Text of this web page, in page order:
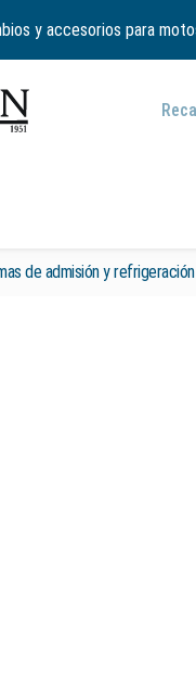
y accesorios para
de admisión y refrigeración